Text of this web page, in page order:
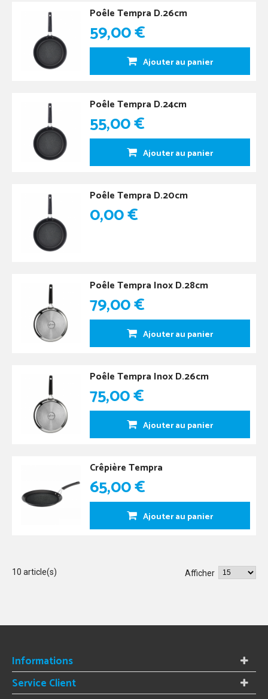
Poêle Tempra D.26cm
59,00 €
Ajouter au panier
Poêle Tempra D.24cm
55,00 €
Ajouter au panier
Poêle Tempra D.20cm
0,00 €
Poêle Tempra Inox D.28cm
79,00 €
Ajouter au panier
Poêle Tempra Inox D.26cm
75,00 €
Ajouter au panier
Crêpière Tempra
65,00 €
Ajouter au panier
10 article(s) Afficher
Informations
Service Client